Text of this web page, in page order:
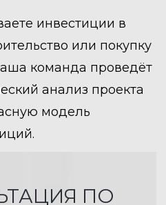
инвестиции в
или покупку
команда проведёт
анализ проекта
модель